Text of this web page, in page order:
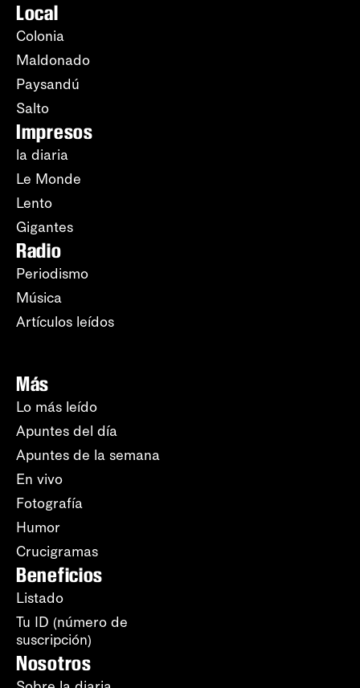
Local
Colonia
Maldonado
Paysandú
Salto
Impresos
la diaria
Le Monde
Lento
Gigantes
Radio
Periodismo
Música
Artículos leídos
Más
Lo más leído
Apuntes del día
Apuntes de la semana
En vivo
Fotografía
Humor
Crucigramas
Beneficios
Listado
Tu ID (número de
suscripción)
Nosotros